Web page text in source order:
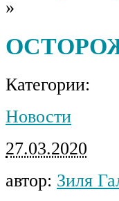
»
Категории:
Новости
27.03.2020
автор: Зиля